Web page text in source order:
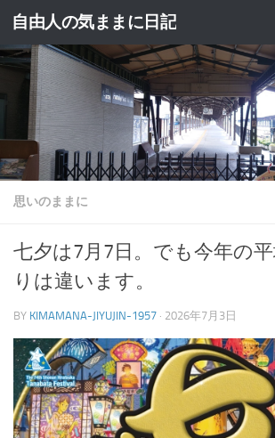
コンテンツへスキップ
自由人の気ままに日記
思いのままに
七夕は7月7日。でも今年の
りは違います。
BY KIMAMANA-JIYUJIN-1957 · 2026年7月3日